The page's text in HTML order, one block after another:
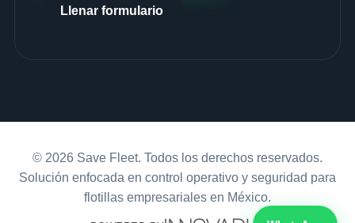
Llenar formulario
© 2026 Save Fleet. Todos los derechos reservados.
Solución enfocada en control operativo y seguridad para
flotillas empresariales en México.